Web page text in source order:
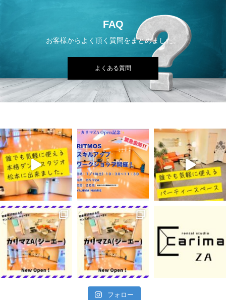
FAQ
お客様からよく頂く質問をまとめました。
よくある質問
フォロー